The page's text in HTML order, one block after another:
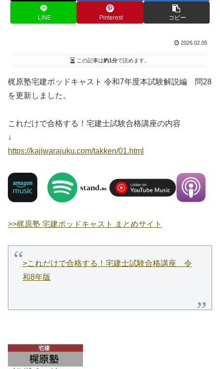
LINE Pinterest コピー
2026.02.05
この記事は約1分で読めます。
梶原塾宅建ポッドキャスト 令和7年度本試験解説編 問28
を更新しました。
これだけで合格する！宅建士試験合格講座の内容
↓
https://kajiwarajuku.com/takken/01.html
>>梶原塾 宅建ポッドキャスト まとめサイト
>これだけで合格する！宅建士試験合格講座 令
和8年版